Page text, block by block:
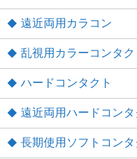
遠近両用カラコン
乱視用カラーコンタク
ハードコンタクト
遠近両用ハードコンタ
長期使用ソフトコンタ